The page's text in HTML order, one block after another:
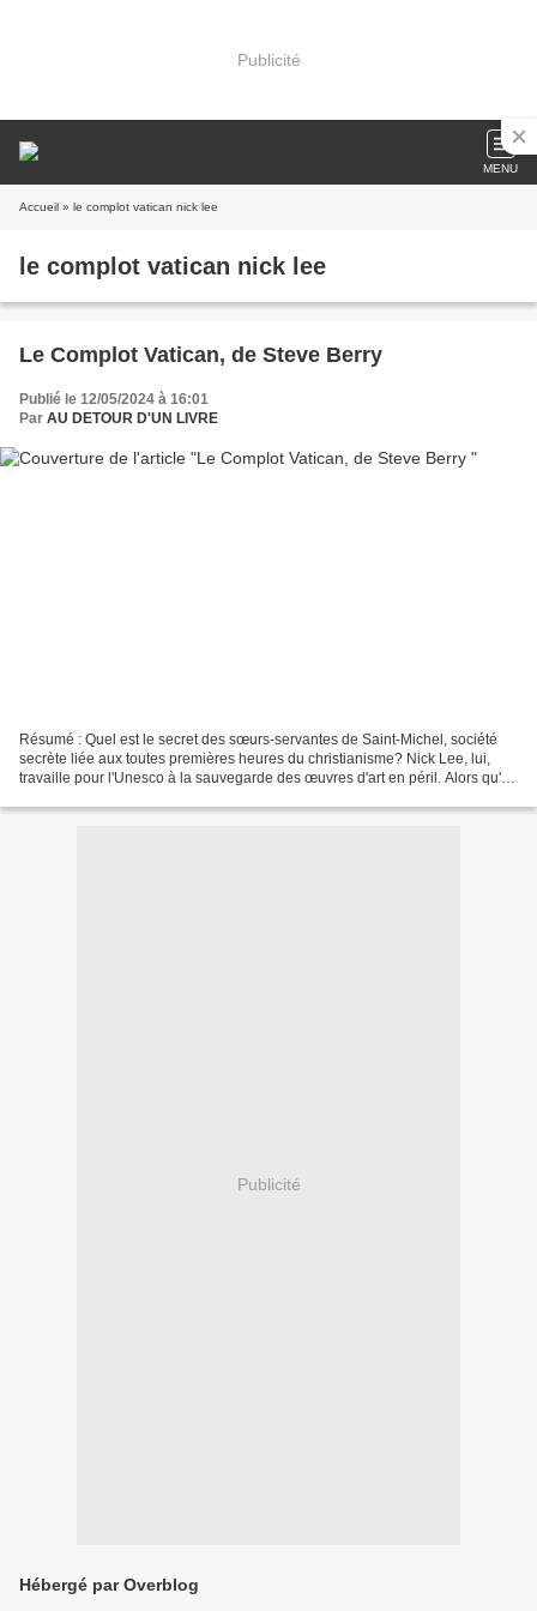
Publicité
MENU
Accueil » le complot vatican nick lee
le complot vatican nick lee
Le Complot Vatican, de Steve Berry
Publié le 12/05/2024 à 16:01
Par AU DETOUR D'UN LIVRE
Résumé : Quel est le secret des sœurs-servantes de Saint-Michel, société
secrète liée aux toutes premières heures du christianisme? Nick Lee, lui,
travaille pour l'Unesco à la sauvegarde des œuvres d'art en péril. Alors qu'il
Publicité
Hébergé par Overblog